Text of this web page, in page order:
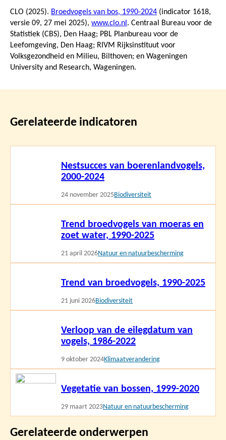
CLO (2025). Broedvogels van bos, 1990-2024 (indicator 1618,
versie 09, 27 mei 2025), www.clo.nl . Centraal Bureau voor de
Statistiek (CBS), Den Haag; PBL Planbureau voor de
Leefomgeving, Den Haag; RIVM Rijksinstituut voor
Volksgezondheid en Milieu, Bilthoven; en Wageningen
University and Research, Wageningen.
Gerelateerde indicatoren
Nestsucces van boerenlandvogels,
2000-2024
24 november 2025Biodiversiteit
Trend broedvogels van moeras en
zoet water, 1990-2025
21 april 2026Natuur en natuurbescherming
Trend van broedvogels, 1990-2025
21 juni 2026Biodiversiteit
Verloop van de eilegdatum van
vogels, 1986-2022
9 oktober 2024Klimaatverandering
Vegetatie van bossen, 1999-2020
29 maart 2023Natuur en natuurbescherming
Lees
Gerelateerde onderwerpen